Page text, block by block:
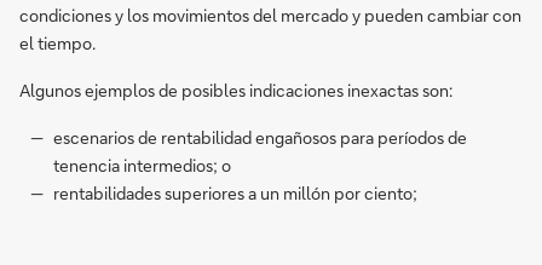
condiciones y los movimientos del mercado y pueden cambiar con
el tiempo.
Algunos ejemplos de posibles indicaciones inexactas son:
escenarios de rentabilidad engañosos para períodos de
tenencia intermedios; o
rentabilidades superiores a un millón por ciento;